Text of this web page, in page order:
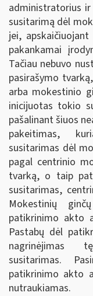
administratorius
susitarimą dėl
jei,
pakankamai
Tačiau nebuvo
pasirašymo
arba mokestinio
inicijuotas tokio
pašalinant šiuos
pakeitimas,
susitarimas dėl
pagal centrinio
tvarką, o taip
susitarimas,
Mokestinių
patikrinimo akto
Pastabų dėl
nagrinėjimas
susitarimas.
patikrinimo akto
nutraukiamas.